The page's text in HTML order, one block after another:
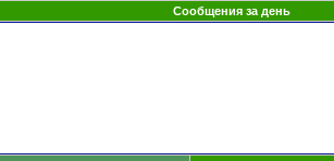
Сообщения за день